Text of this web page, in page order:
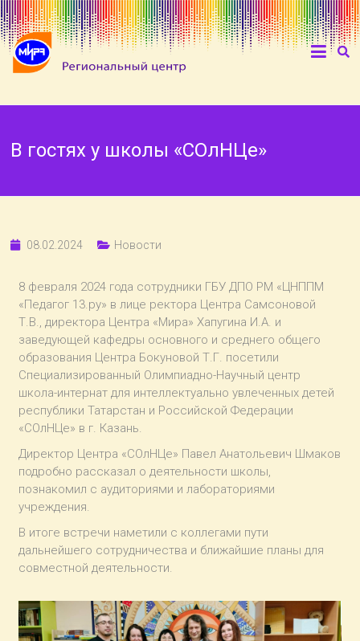
В гостях у школы «СОлНЦе»
08.02.2024 Новости
8 февраля 2024 года сотрудники ГБУ ДПО РМ «ЦНППМ
«Педагог 13.ру» в лице ректора Центра Самсоновой
Т.В., директора Центра «Мира» Хапугина И.А. и
заведующей кафедры основного и среднего общего
образования Центра Бокуновой Т.Г. посетили
Специализированный Олимпиадно-Научный центр
школа-интернат для интеллектуально увлеченных детей
республики Татарстан и Российской Федерации
«СОлНЦе» в г. Казань.
Директор Центра «СОлНЦе» Павел Анатольевич Шмаков
подробно рассказал о деятельности школы,
познакомил с аудиториями и лабораториями
учреждения.
В итоге встречи наметили с коллегами пути
дальнейшего сотрудничества и ближайшие планы для
совместной деятельности.